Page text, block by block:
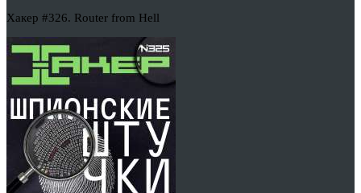
Хакер #326. Router from Hell